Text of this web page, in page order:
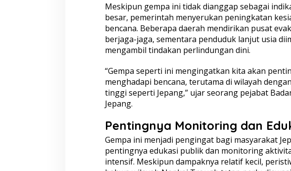
Meskipun gempa ini tidak dianggap sebagai
besar, pemerintah menyerukan peningkatan
bencana. Beberapa daerah mendirikan pusat
berjaga-jaga, sementara penduduk lanjut usia
mengambil tindakan perlindungan dini.
“Gempa seperti ini mengingatkan kita akan
menghadapi bencana, terutama di wilayah
tinggi seperti Jepang,” ujar seorang pejabat
Jepang.
Pentingnya Monitoring dan
Gempa ini menjadi pengingat bagi masyarakat
pentingnya edukasi publik dan monitoring
intensif. Meskipun dampaknya relatif kecil,